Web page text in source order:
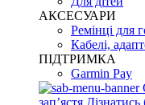
АКСЕСУАРИ
Ремінці для
Кабелі,
ПІДТРИМКА
Garmin Pay
запʼястя Дізнатись